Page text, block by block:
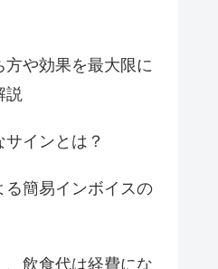
や効果を最大限に
説
インとは？
簡易インボイスの
、飲食代は経費にな